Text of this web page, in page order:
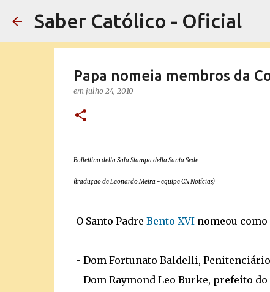
Saber Católico - Oficial
Papa nomeia membros da
em julho 24, 2010
Bollettino della Sala Stampa della Santa Sede
(tradução de Leonardo Meira - equipe CN Notícias)
O Santo Padre Bento XVInomeou como
- Dom Fortunato Baldelli,
- Dom Raymond Leo Burke, prefeito do